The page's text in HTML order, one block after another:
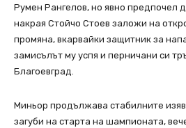
Румен Рангелов, но явно предпочел
накрая Стойчо Стоев заложи на
промяна, вкарвайки защитник за
замисълът му успя и перничани си
Благоевград.
Миньор продължава стабилните
загуби на старта на шампионата,